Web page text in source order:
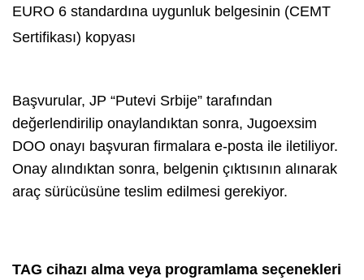
EURO 6 standardına uygunluk belgesinin (CEMT
Sertifikası) kopyası
Başvurular, JP “Putevi Srbije” tarafından
değerlendirilip onaylandıktan sonra, Jugoexsim
DOO onayı başvuran firmalara e-posta ile iletiliyor.
Onay alındıktan sonra, belgenin çıktısının alınarak
araç sürücüsüne teslim edilmesi gerekiyor.
TAG cihazı alma veya programlama seçenekleri